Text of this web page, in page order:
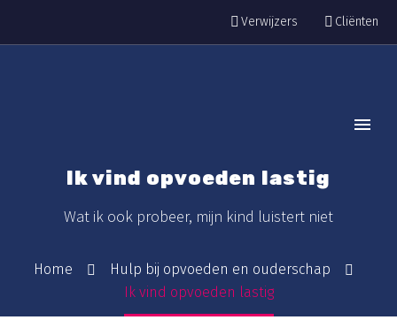
Verwijzers Cliënten
Ik vind opvoeden lastig
Wat ik ook probeer, mijn kind luistert niet
Home
Hulp bij opvoeden en ouderschap
Ik vind opvoeden lastig